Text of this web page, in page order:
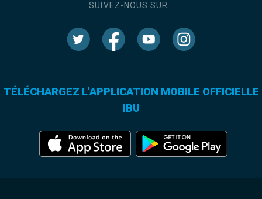
SUIVEZ-NOUS SUR :
TÉLÉCHARGEZ L'APPLICATION MOBILE OFFICIELLE
IBU